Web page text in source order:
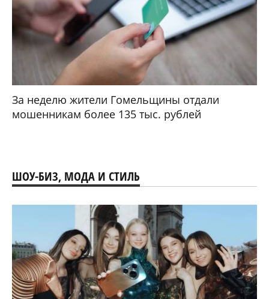
За неделю жители Гомельщины отдали
мошенникам более 135 тыс. рублей
ШОУ-БИЗ, МОДА И СТИЛЬ